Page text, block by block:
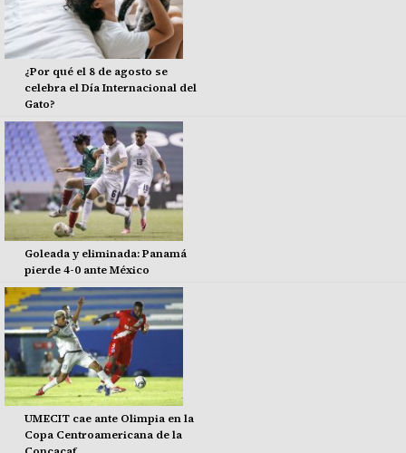
¿Por qué el 8 de agosto se
celebra el Día Internacional del
Gato?
Goleada y eliminada: Panamá
pierde 4-0 ante México
UMECIT cae ante Olimpia en la
Copa Centroamericana de la